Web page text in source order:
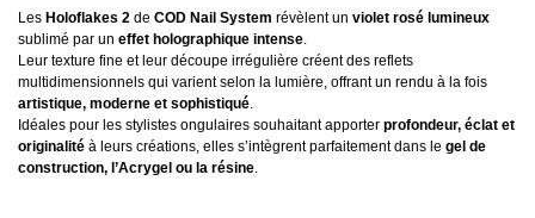
Les Holoflakes 2 de COD Nail System révèlent un violet rosé lumineux
sublimé par un effet holographique intense.
Leur texture fine et leur découpe irrégulière créent des reflets
multidimensionnels qui varient selon la lumière, offrant un rendu à la fois
artistique, moderne et sophistiqué.
Idéales pour les stylistes ongulaires souhaitant apporter profondeur, éclat et
originalité à leurs créations, elles s’intègrent parfaitement dans le gel de
construction, l’Acrygel ou la résine.